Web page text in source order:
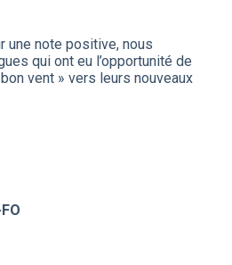
une note positive, nous
qui ont eu l’opportunité de
vent » vers leurs nouveaux